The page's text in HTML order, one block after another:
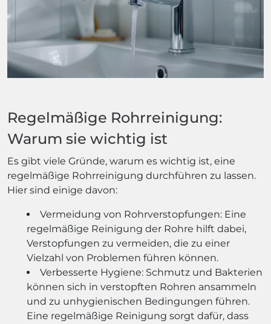
Regelmäßige Rohrreinigung:
Warum sie wichtig ist
Es gibt viele Gründe, warum es wichtig ist, eine
regelmäßige Rohrreinigung durchführen zu lassen.
Hier sind einige davon:
Vermeidung von Rohrverstopfungen: Eine
regelmäßige Reinigung der Rohre hilft dabei,
Verstopfungen zu vermeiden, die zu einer
Vielzahl von Problemen führen können.
Verbesserte Hygiene: Schmutz und Bakterien
können sich in verstopften Rohren ansammeln
und zu unhygienischen Bedingungen führen.
Eine regelmäßige Reinigung sorgt dafür, dass